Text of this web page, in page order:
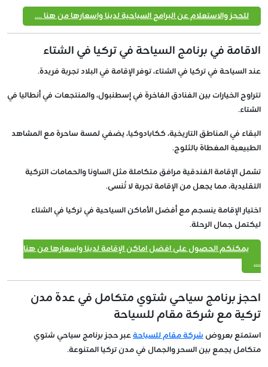
للحجز والاستعلام عن البرامج السياحية لدينا واسعارها من هنا ....
الاقامة في برنامج السياحة في تركيا في الشتاء
عند السياحة في تركيا في الشتاء، توفر الإقامة في البلاد تجربة فريدة.
تتراوح الخيارات بين الفنادق الفاخرة في إسطنبول، والمنتجعات في أنطاليا في
الشتاء.
البقاء في المناطق التاريخية، ككابادوكيا، يضفي لمسة ساحرة مع المشاهد
الطبيعية المغطاة بالثلوج.
تشمل الإقامة الفندقية مرافق متكاملة مثل الساونا والحمامات التركية
التقليدية، مما يجعل من الإقامة تجربة لا تُنسى.
اختيار الإقامة ينسجم مع أفضل الأماكن السياحية في تركيا في الشتاء
ليكتمل جمال الرحلة.
يمكنكم الحصول على افضل اماكن الإقامة لدينا واسعارها من هنا
....
احجز برنامج سياحي شتوي متكامل في عدة مدن
تركية مع شركة مقام للسياحة
استمتع بعروضشركة مقام للسياحةعبر حجز برنامج سياحي شتوي
متكامل يجمع بين السحر والجمال في مدن تركيا المتنوعة.